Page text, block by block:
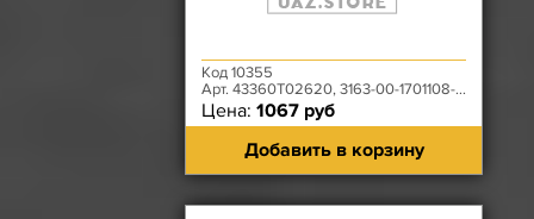
Код 10355
Арт. 43360T02620, 3163-00-1701108-00
Цена: 1067 руб
Добавить в корзину